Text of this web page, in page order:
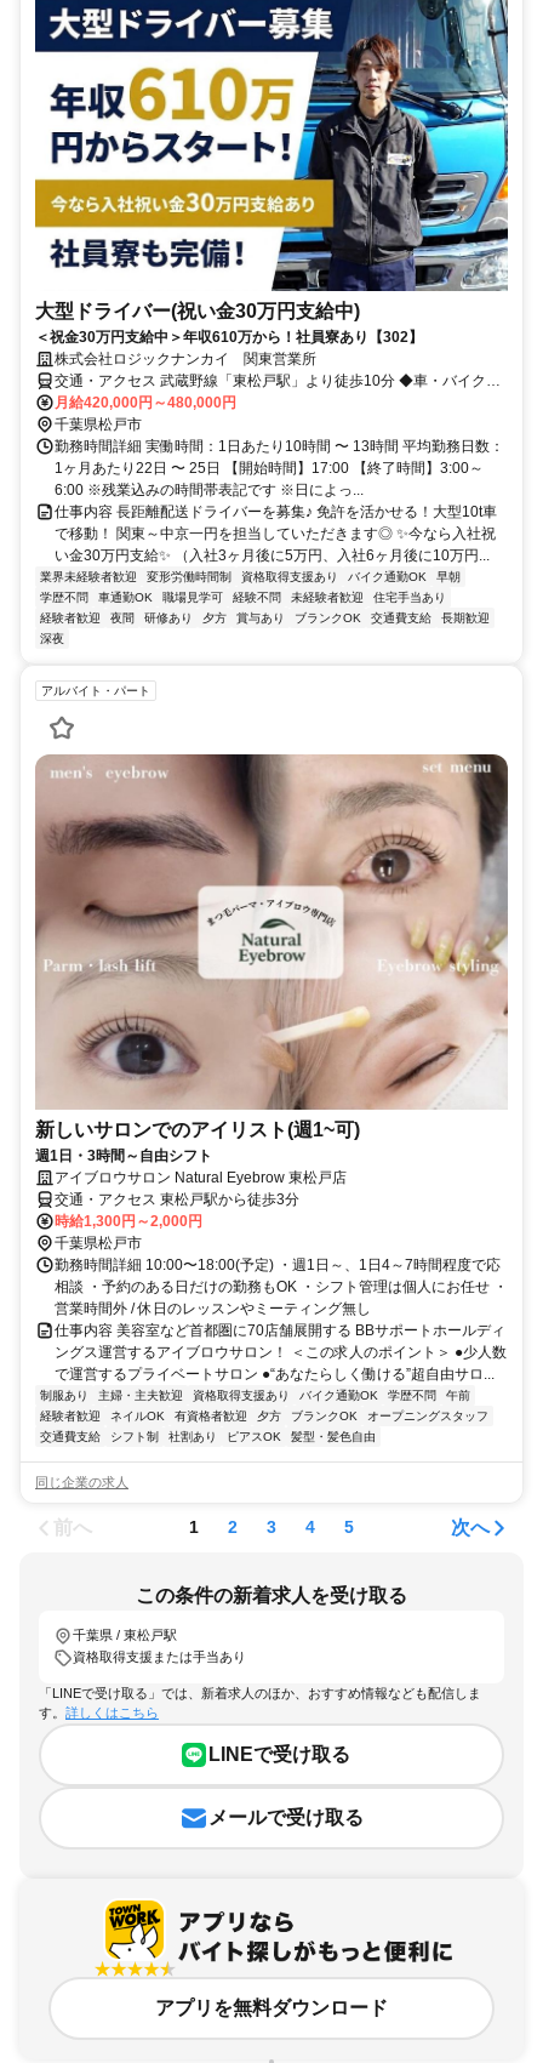
大型ドライバー(祝い金30万円支給中)
＜祝金30万円支給中＞年収610万から！社員寮あり【302】
株式会社ロジックナンカイ 関東営業所
交通・アクセス 武蔵野線「東松戸駅」より徒歩10分 ◆車・バイク通
勤OK ◆交通費規定支給
月給420,000円～480,000円
千葉県松戸市
勤務時間詳細 実働時間：1日あたり10時間 〜 13時間 平均勤務日数：
1ヶ月あたり22日 〜 25日 【開始時間】17:00 【終了時間】3:00～
6:00 ※残業込みの時間帯表記です ※日によっ...
仕事内容 長距離配送ドライバーを募集♪ 免許を活かせる！大型10t車
で移動！ 関東～中京一円を担当していただきます◎ ✨今なら入社祝
い金30万円支給✨ （入社3ヶ月後に5万円、入社6ヶ月後に10万円...
業界未経験者歓迎 変形労働時間制 資格取得支援あり バイク通勤OK
早朝
学歴不問
車通勤OK 職場見学可 経験不問 未経験者歓迎
住宅手当あり
経験者歓迎
夜間 研修あり 夕方 賞与あり ブランクOK 交通費支給
長期歓迎
深夜
アルバイト・パート
新しいサロンでのアイリスト(週1~可)
週1日・3時間～自由シフト
アイブロウサロン Natural Eyebrow 東松戸店
交通・アクセス 東松戸駅から徒歩3分
時給1,300円～2,000円
千葉県松戸市
勤務時間詳細 10:00〜18:00(予定) ・週1日～、1日4～7時間程度で応
相談 ・予約のある日だけの勤務もOK ・シフト管理は個人にお任せ ・
営業時間外 / 休日のレッスンやミーティング無し
仕事内容 美容室など首都圏に70店舗展開する BBサポートホールディ
ングス運営するアイブロウサロン！ ＜この求人のポイント＞ ●少人数
で運営するプライベートサロン ●“あなたらしく働ける”超自由サロ...
制服あり 主婦・主夫歓迎 資格取得支援あり バイク通勤OK 学歴不問
午前
経験者歓迎
ネイルOK 有資格者歓迎 夕方 ブランクOK
オープニングスタッフ
交通費支給
シフト制 社割あり ピアスOK 髪型・髪色自由
同じ企業の求人
前へ 1 2 3 4 5 次へ
この条件の新着求人を受け取る
千葉県 / 東松戸駅
資格取得支援または手当あり
「LINEで受け取る」では、新着求人のほか、おすすめ情報なども配信しま
す。 詳しくはこちら
LINEで受け取る
メールで受け取る
アプリを無料ダウンロード